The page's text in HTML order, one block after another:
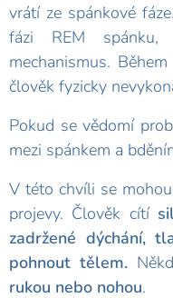
vrátí ze spánkové
fázi REM spánku,
mechanismus.
člověk fyzicky
Pokud se vědomí
mezi spánkem a
V této chvíli se
projevy. Člověk cítí
zadržené dýchání,
pohnout tělem.
rukou nebo nohou.